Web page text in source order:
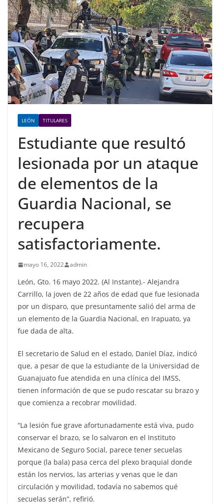
LEÓN TITULARES
Estudiante que resultó
lesionada por un ataque
de elementos de la
Guardia Nacional, se
recupera
satisfactoriamente.
mayo 16, 2022 admin
León, Gto. 16 mayo 2022. (Al Instante).- Alejandra
Carrillo, la joven de 22 años de edad que fue lesionada
por un disparo, que presuntamente salió del arma de
un elemento de la Guardia Nacional, en Irapuato, ya
fue dada de alta.
El secretario de Salud en el estado, Daniel Díaz, indicó
que, a pesar de que la estudiante de la Universidad de
Guanajuato fue atendida en una clínica del IMSS,
tienen información de que se pudo rescatar su brazo y
que comienza a recobrar movilidad.
“La lesión fue grave afortunadamente está viva, pudo
conservar el brazo, se lo salvaron en el Instituto
Mexicano de Seguro Social, parece tener secuelas
porque (la bala) pasa cerca del plexo braquial donde
están los nervios, las arterias y venas que le dan
circulación y movilidad, todavía no sabemos qué
secuelas serán”, refirió.